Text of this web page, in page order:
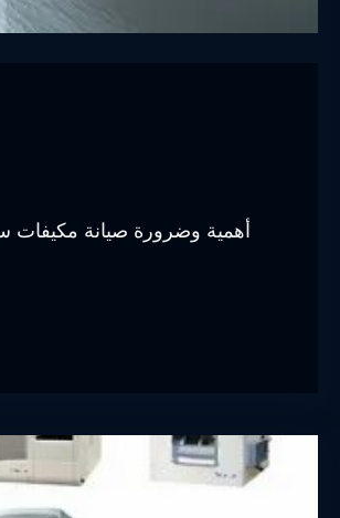
أهمية وضرورة صيانة مكيفات